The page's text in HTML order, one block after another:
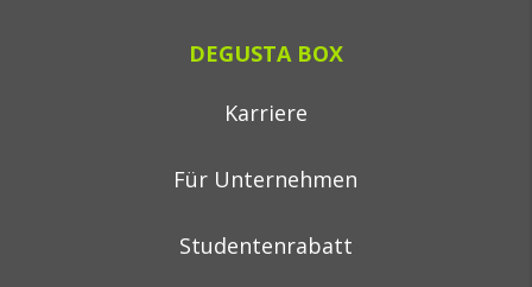
DEGUSTA BOX
Karriere
Für Unternehmen
Studentenrabatt